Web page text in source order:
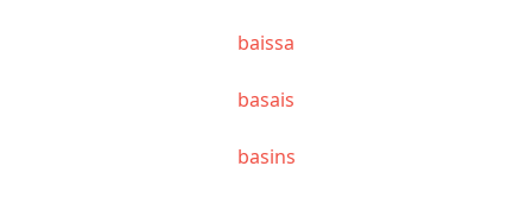
baissa
basais
basins